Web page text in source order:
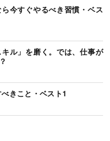
今すぐやるべき習慣・ベス
ル」を磨く。では、仕事が
きこと・ベスト1